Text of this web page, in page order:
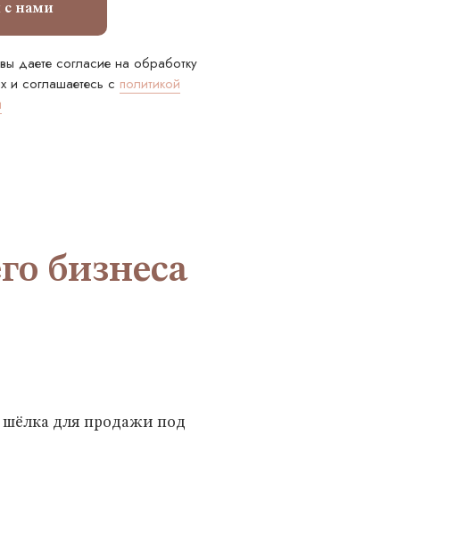
с нами
даете согласие на обработку
и соглашаетесь c политикой
бизнеса
шёлка для продажи под